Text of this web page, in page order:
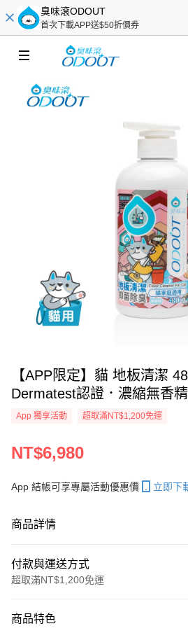
臭味滾ODOUT
首次下載APP送$50折價券
【APP限定】貓 地板清潔
Dermatest認證．濃縮無香精
App 獨享活動 超取滿NT$1,200免運
NT$6,980
App 結帳可享專屬活動優惠價 立即下
商品詳情
付款與運送方式
超取滿NT$1,200免運
信用卡一次付款
商品特色